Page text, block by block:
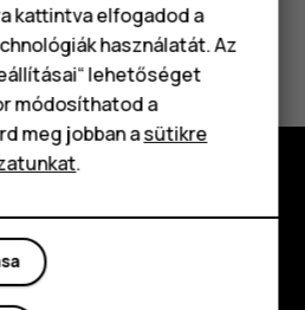
telefonok
kattintva elfogadod a
használatát. Az
lehetőséget
módosíthatod a
meg jobban asütikre
.